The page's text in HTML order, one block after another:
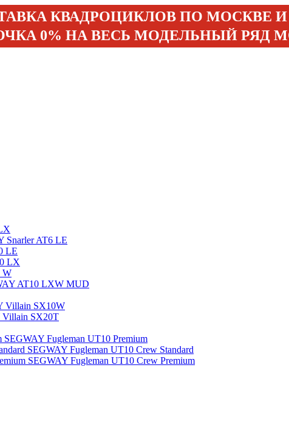
КВАДРОЦИКЛОВ ПО МОСКВЕ
0% НА ВЕСЬ МОДЕЛЬНЫЙ РЯД
Snarler AT6 LE
LE
LX
W
AT10 LXW MUD
Villain SX10W
Villain SX20T
SEGWAY Fugleman UT10 Premium
SEGWAY Fugleman UT10 Crew Standard
SEGWAY Fugleman UT10 Crew Premium